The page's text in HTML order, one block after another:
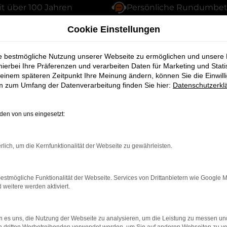
über 100 Jahren Persönliche
ASX Gebrauchtwagen – vertrauensvoller Autokauf für Bamberg
–
keineswegs eine Kompromisslösung sein. Wer in
Jahren einwandfrei seinen Dienst verrichtet. Das
exzellenten Verkehrsanbindung in Kombination
ASX Gebrauchtwagen aus und sorgen dafür,
dem Verkauf gründlich in unserer Meisterwerkstatt
damit Sie unbesorgt durchstarten können.
Fehler: Network
Cookie Einstellungen
bestmögliche Nutzung unserer Webseite zu ermöglichen und unsere
Ihre Präferenzen und verarbeiten Daten für Marketing und
späteren Zeitpunkt Ihre Meinung ändern, können Sie die
zum Umfang der Datenverarbeitung finden Sie hier:
von uns eingesetzt:
um die Kernfunktionalität der Webseite zu gewährleisten.
Funktionalität der Webseite. Services von Drittanbietern wie Google
weitere werden aktiviert.
es uns, die Nutzung der Webseite zu analysieren, um die Leistung zu messen